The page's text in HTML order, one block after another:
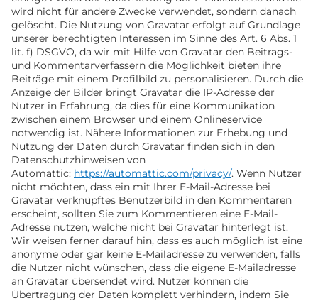
wird nicht für andere Zwecke verwendet, sondern danach
gelöscht. Die Nutzung von Gravatar erfolgt auf Grundlage
unserer berechtigten Interessen im Sinne des Art. 6 Abs. 1
lit. f) DSGVO, da wir mit Hilfe von Gravatar den Beitrags-
und Kommentarverfassern die Möglichkeit bieten ihre
Beiträge mit einem Profilbild zu personalisieren. Durch die
Anzeige der Bilder bringt Gravatar die IP-Adresse der
Nutzer in Erfahrung, da dies für eine Kommunikation
zwischen einem Browser und einem Onlineservice
notwendig ist. Nähere Informationen zur Erhebung und
Nutzung der Daten durch Gravatar finden sich in den
Datenschutzhinweisen von
Automattic: https://automattic.com/privacy/. Wenn Nutzer
nicht möchten, dass ein mit Ihrer E-Mail-Adresse bei
Gravatar verknüpftes Benutzerbild in den Kommentaren
erscheint, sollten Sie zum Kommentieren eine E-Mail-
Adresse nutzen, welche nicht bei Gravatar hinterlegt ist.
Wir weisen ferner darauf hin, dass es auch möglich ist eine
anonyme oder gar keine E-Mailadresse zu verwenden, falls
die Nutzer nicht wünschen, dass die eigene E-Mailadresse
an Gravatar übersendet wird. Nutzer können die
Übertragung der Daten komplett verhindern, indem Sie